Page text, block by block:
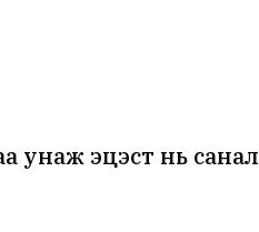
унаж эцэст нь санал